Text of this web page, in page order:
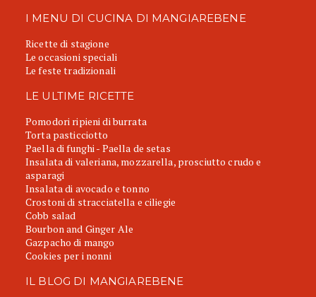
I MENU DI CUCINA DI MANGIAREBENE
Ricette di stagione
Le occasioni speciali
Le feste tradizionali
LE ULTIME RICETTE
Pomodori ripieni di burrata
Torta pasticciotto
Paella di funghi - Paella de setas
Insalata di valeriana, mozzarella, prosciutto crudo e
asparagi
Insalata di avocado e tonno
Crostoni di stracciatella e ciliegie
Cobb salad
Bourbon and Ginger Ale
Gazpacho di mango
Cookies per i nonni
IL BLOG DI MANGIAREBENE